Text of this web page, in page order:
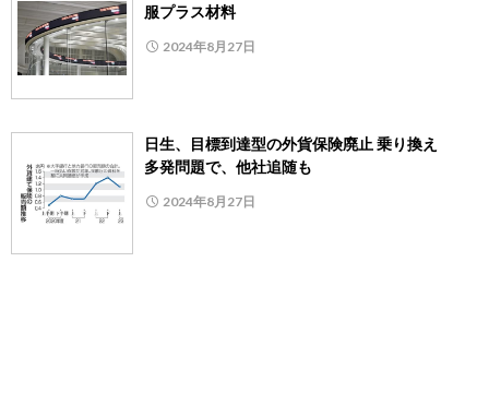
服プラス材料
2024年8月27日
日生、目標到達型の外貨保険廃止 乗り換え
多発問題で、他社追随も
2024年8月27日